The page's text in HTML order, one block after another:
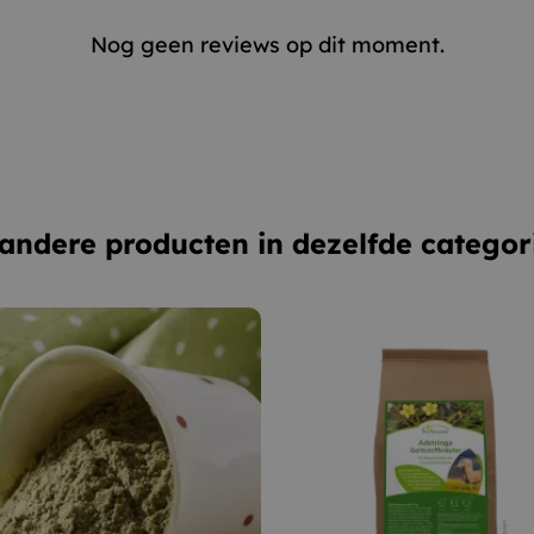
Nog geen reviews op dit moment.
producten in dezelfde